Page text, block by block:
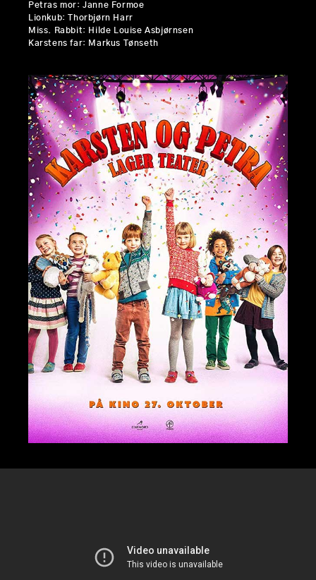
Petras mor: Janne Formoe
Lionkub: Thorbjørn Harr
Miss. Rabbit: Hilde Louise Asbjørnsen
Karstens far: Markus Tønseth